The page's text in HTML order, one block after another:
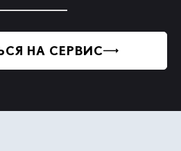
НА СЕРВИС